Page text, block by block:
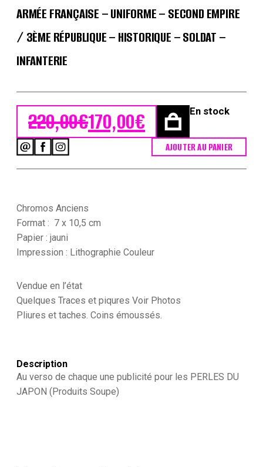
ARMÉE FRANÇAISE – UNIFORME – SECOND EMPIRE
/ 3ÈME RÉPUBLIQUE – HISTORIQUE – SOLDAT –
INFANTERIE
220,00€
Le prix initial était : 220,00€.
170,00€
Le prix actuel est : 170,00€.
En stock
-
Perles
du
-
-
Uniforme
Second
-
Historique
-
AJOUTER AU PANIER
Chromos Anciens
Format : 7 x 10,5 cm
Papier : jauni
Impression : Lithographie Couleur
Vendue en l’état
Quelques Traces et piqures Voir Photos
Pliures et taches. Coins émoussés.
Description
Au verso de chaque une publicité pour les PERLES DU
JAPON (Produits Soupe)